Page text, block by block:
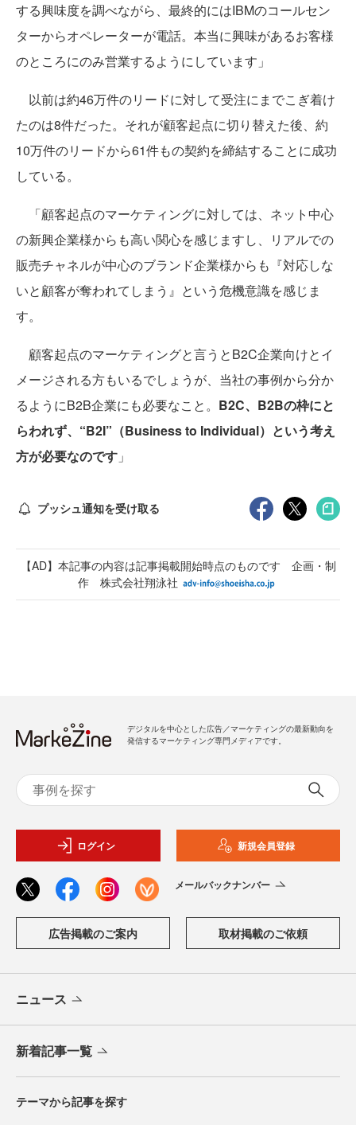
する興味度を調べながら、最終的にはIBMのコールセン
ターからオペレーターが電話。本当に興味があるお客様
のところにのみ営業するようにしています」
以前は約46万件のリードに対して受注にまでこぎ着け
たのは8件だった。それが顧客起点に切り替えた後、約
10万件のリードから61件もの契約を締結することに成功
している。
「顧客起点のマーケティングに対しては、ネット中心
の新興企業様からも高い関心を感じますし、リアルでの
販売チャネルが中心のブランド企業様からも『対応しな
いと顧客が奪われてしまう』という危機意識を感じま
す。
顧客起点のマーケティングと言うとB2C企業向けとイ
メージされる方もいるでしょうが、当社の事例から分か
るようにB2B企業にも必要なこと。 B2C、B2Bの枠にと
らわれず、“B2I”（Business to Individual）という考え
方が必要なのです 」
プッシュ通知を受け取る
【AD】本記事の内容は記事掲載開始時点のものです 企画・制
作 株式会社翔泳社
デジタルを中心とした広告／マーケティングの最新動向を
発信するマーケティング専門メディアです。
ログイン 新規会員登録
メールバックナンバー
広告掲載のご案内 取材掲載のご依頼
ニュース
新着記事一覧
テーマから記事を探す